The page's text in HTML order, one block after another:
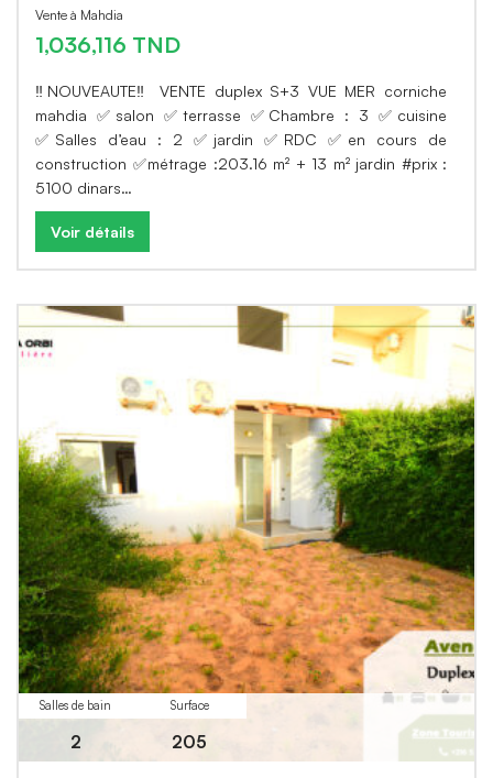
Vente à Mahdia
1,036,116 TND
‼️NOUVEAUTE‼️ VENTE duplex S+3 VUE MER corniche
mahdia ✅salon ✅terrasse ✅Chambre : 3 ✅cuisine
✅Salles d’eau : 2 ✅jardin ✅RDC ✅en cours de
construction ✅métrage :203.16 m² + 13 m² jardin #prix :
5100 dinars…
Voir détails
Salles de bain
2
Surface
205